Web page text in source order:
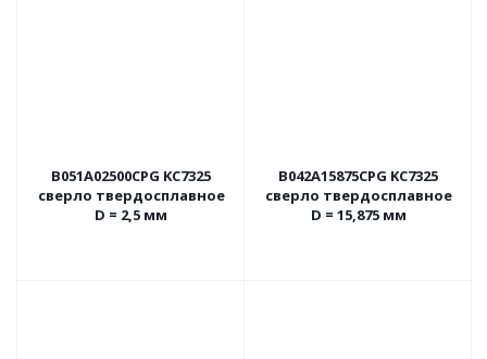
B051A02500CPG KC7325
сверло твердосплавное
D = 2,5 мм
B042A15875CPG KC7325
сверло твердосплавное
D = 15,875 мм